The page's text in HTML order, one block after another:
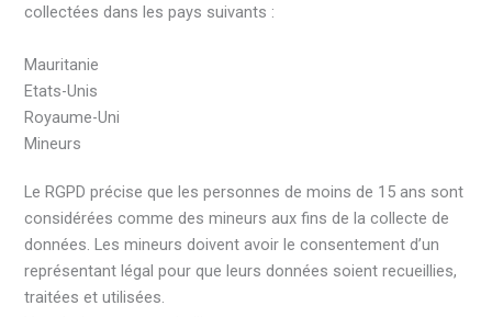
collectées dans les pays suivants :
Mauritanie
Etats-Unis
Royaume-Uni
Mineurs
Le RGPD précise que les personnes de moins de 15 ans sont
considérées comme des mineurs aux fins de la collecte de
données. Les mineurs doivent avoir le consentement d’un
représentant légal pour que leurs données soient recueillies,
traitées et utilisées.